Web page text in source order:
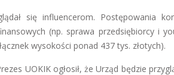
się influencerom. Postępowania
(np. sprawa przedsiębiorcy i
wysokości ponad 437 tys. złotych).
UOKIK ogłosił, że Urząd będzie